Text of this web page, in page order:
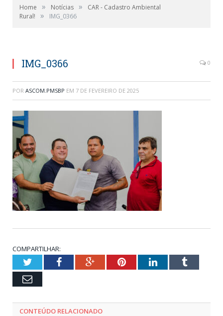
Home » Notícias »
CAR - Cadastro Ambiental
Rural!
» IMG_0366
IMG_0366 0
POR ASCOM.PMSBP EM 7 DE FEVEREIRO DE 2025
COMPARTILHAR:
TwitterFacebookGoogle+PinterestLinkedInTumblr
Email
CONTEÚDO RELACIONADO